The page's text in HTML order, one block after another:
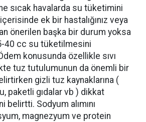
sıcak havalarda su tüketimini
içerisinde ek bir hastalığınız veya
önerilen başka bir durum yoksa
40 cc su tüketilmesini
konusunda özellikle sıvı
tuz tutulumunun da önemli bir
gizli tuz kaynaklarına (
paketli gıdalar vb ) dikkat
Sodyum alımını
magnezyum ve protein